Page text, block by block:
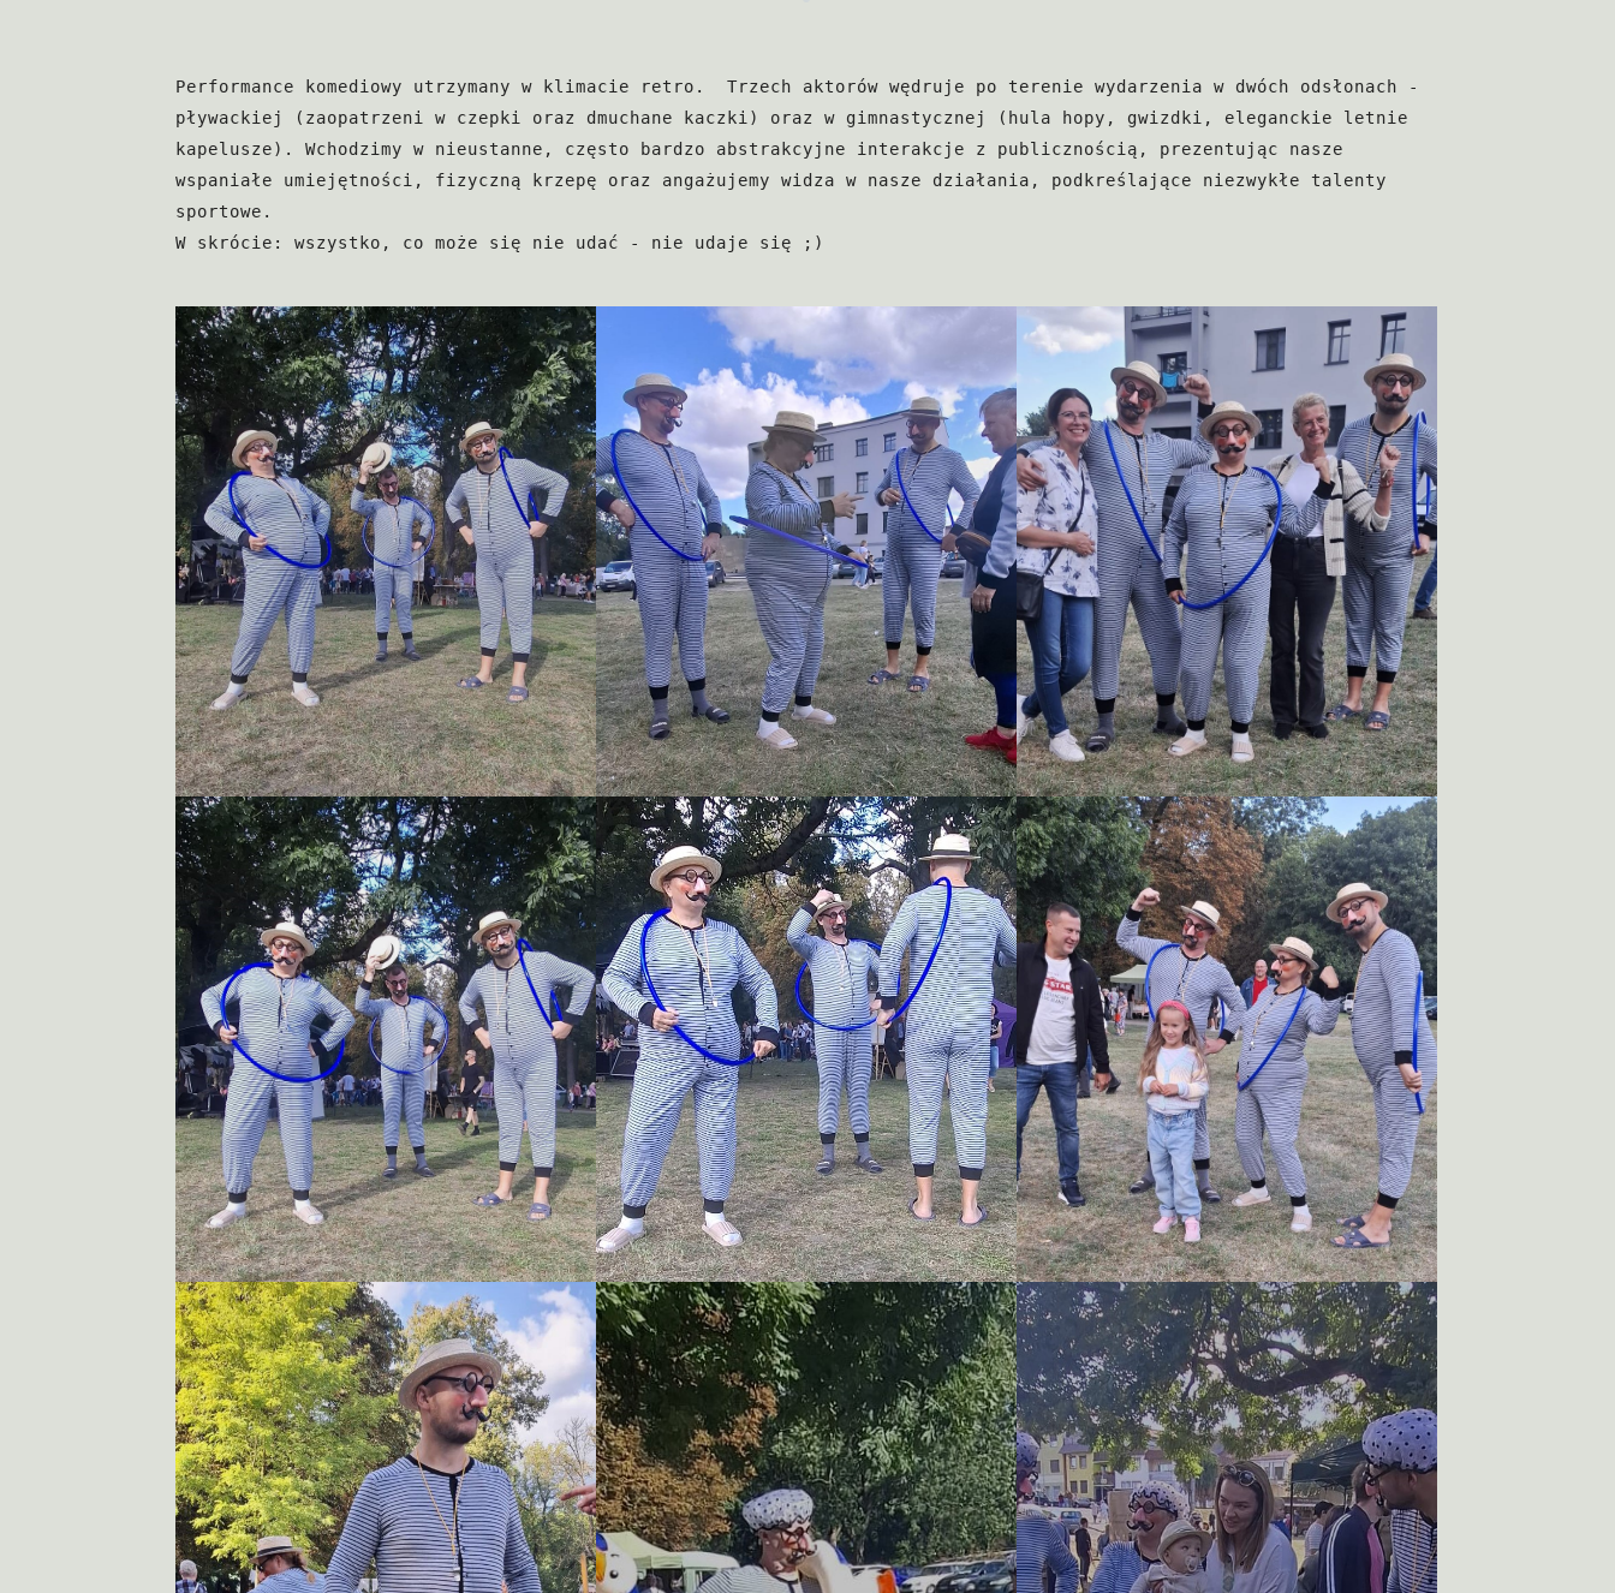
Performance komediowy utrzymany w klimacie retro.  Trzech aktorów wędruje po terenie wydarzenia w dwóch odsłonach -
pływackiej (zaopatrzeni w czepki oraz dmuchane kaczki) oraz w gimnastycznej (hula hopy, gwizdki, eleganckie letnie
kapelusze). Wchodzimy w nieustanne, często bardzo abstrakcyjne interakcje z publicznością, prezentując nasze
wspaniałe umiejętności, fizyczną krzepę oraz angażujemy widza w nasze działania, podkreślające niezwykłe talenty
sportowe.
W skrócie: wszystko, co może się nie udać - nie udaje się ;)